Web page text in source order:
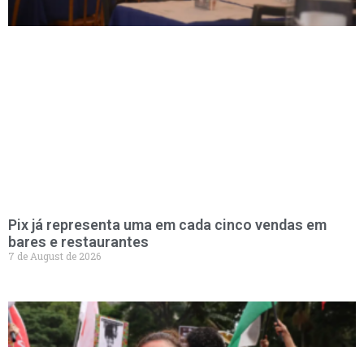
Pix já representa uma em cada cinco vendas em
bares e restaurantes
7 de August de 2026